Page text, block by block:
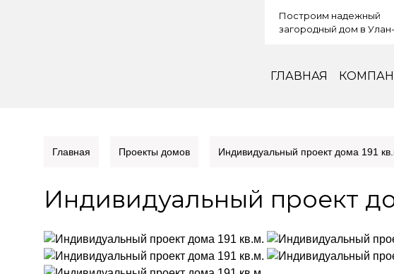
Построим надежный
загородный дом в
ГЛАВНАЯ
Главная Проекты домов Индивидуальный проект дома 191
Индивидуальный проект